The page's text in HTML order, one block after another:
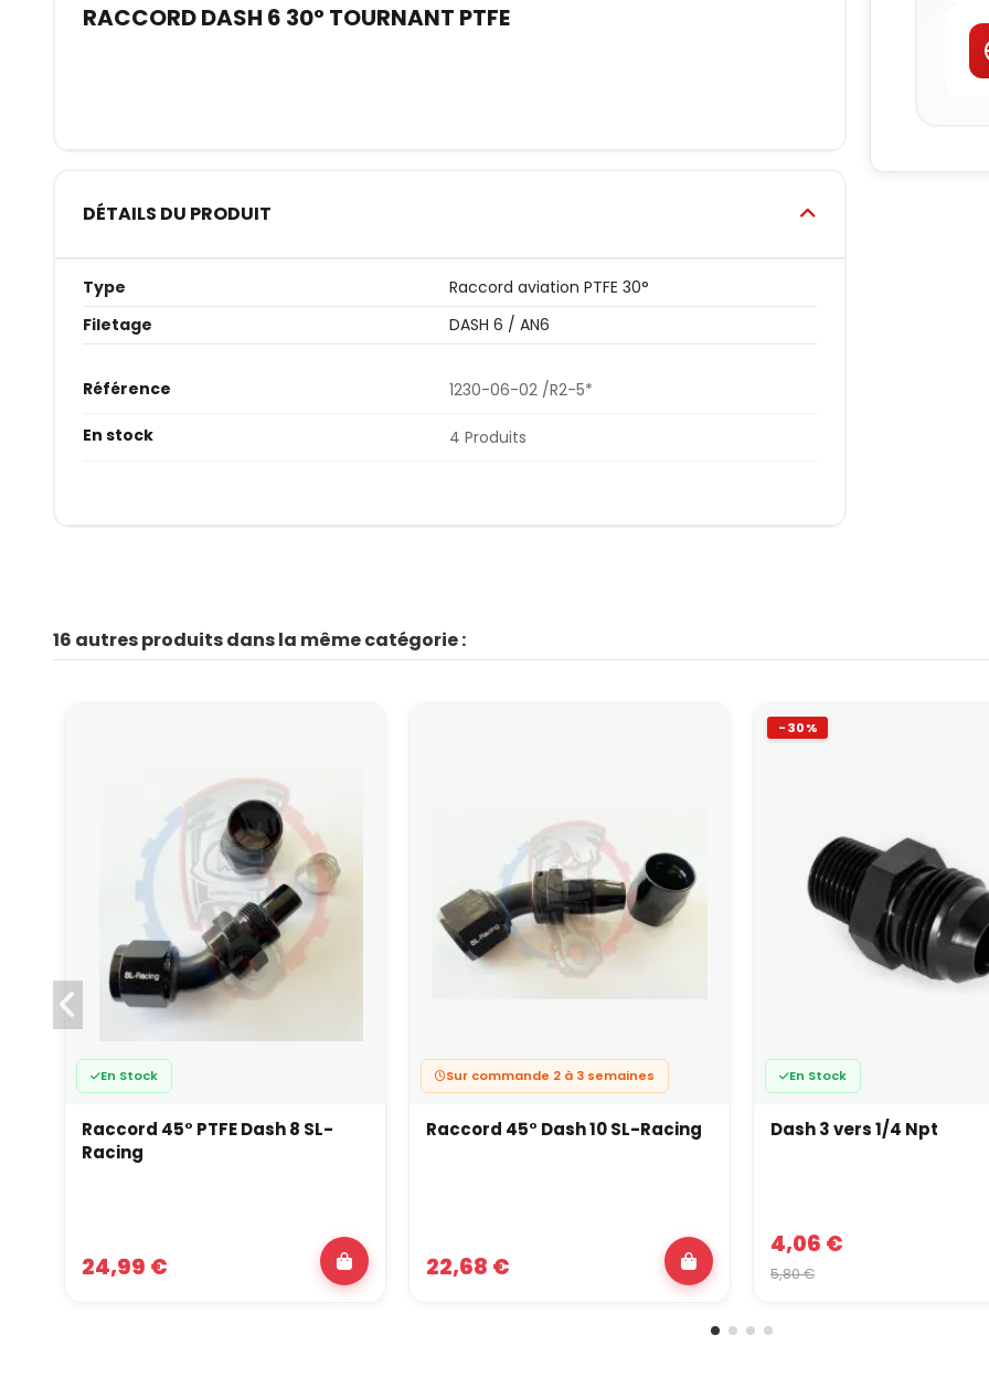
RACCORD DASH 6 30° TOURNANT PTFE
DÉTAILS DU PRODUIT
Type
Raccord aviation PTFE 30°
Filetage
DASH 6 / AN6
Référence 1230-06-02 /R2-5*
En stock 4 Produits
16 autres produits dans la même catégorie :
En Stock
Raccord 45° PTFE Dash 8 SL-
Racing
24,99 €
Sur commande 2 à 3 semaines
Raccord 45° Dash 10 SL-Racing
22,68 €
-30%
En Stock
Dash 3 vers 1/4 Npt
4,06 €
5,80 €